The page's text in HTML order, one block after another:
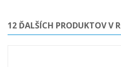
12 ĎALŠÍCH PRODUKTOV V